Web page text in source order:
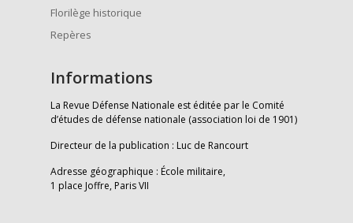
Florilège historique
Repères
Informations
La Revue Défense Nationale est éditée par le Comité
d’études de défense nationale (association loi de 1901)
Directeur de la publication : Luc de Rancourt
Adresse géographique : École militaire,
1 place Joffre, Paris VII